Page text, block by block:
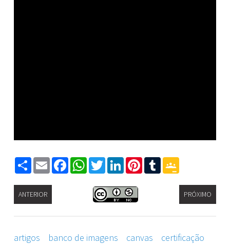
ShareEmailFacebookWhatsApp
TwitterLinkedInPinterest
Tumblr
ANTERIOR PRÓXIMO
artigos banco de imagens canvas
certificação